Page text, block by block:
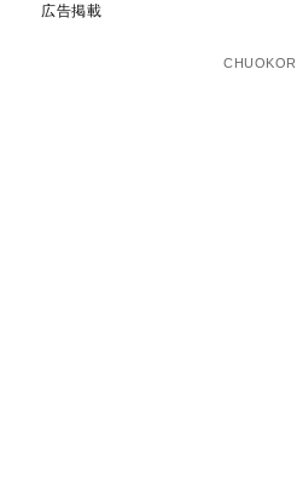
広告掲載